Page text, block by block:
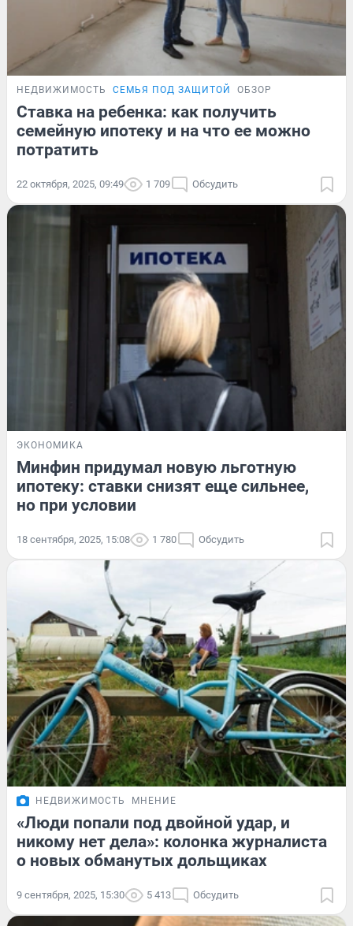
НЕДВИЖИМОСТЬ СЕМЬЯ ПОД ЗАЩИТОЙ ОБЗОР
Ставка на ребенка: как получить
семейную ипотеку и на что ее можно
потратить
22 октября, 2025, 09:49 1 709 Обсудить
ЭКОНОМИКА
Минфин придумал новую льготную
ипотеку: ставки снизят еще сильнее,
но при условии
18 сентября, 2025, 15:08 1 780 Обсудить
НЕДВИЖИМОСТЬ МНЕНИЕ
«Люди попали под двойной удар, и
никому нет дела»: колонка журналиста
о новых обманутых дольщиках
9 сентября, 2025, 15:30 5 413 Обсудить